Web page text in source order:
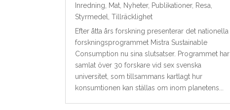
Inredning
Mat Nyheter, Publikationer, Resa
Styrmedel
Tillräcklighet
Efter åtta års forskning presenterar det nationella
forskningsprogrammet Mistra Sustainable
Consumption nu sina slutsatser. Programmet har
samlat över 30 forskare vid sex svenska
universitet, som tillsammans kartlagt hur
konsumtionen kan ställas om inom planetens...